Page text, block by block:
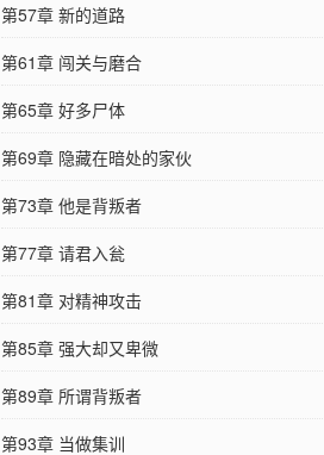
第57章 新的道路
第61章 闯关与磨合
第65章 好多尸体
第69章 隐藏在暗处的家伙
第73章 他是背叛者
第77章 请君入瓮
第81章 对精神攻击
第85章 强大却又卑微
第89章 所谓背叛者
第93章 当做集训